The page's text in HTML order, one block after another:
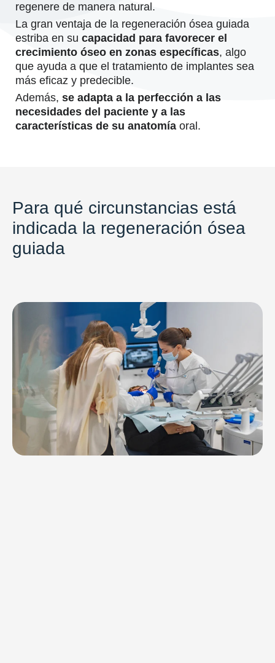
regenere de manera natural.
La gran ventaja de la regeneración ósea guiada
estriba en su capacidad para favorecer el
crecimiento óseo en zonas específicas, algo
que ayuda a que el tratamiento de implantes sea
más eficaz y predecible.
Además, se adapta a la perfección a las
necesidades del paciente y a las
características de su anatomía oral.
Para qué circunstancias está
indicada la regeneración ósea
guiada